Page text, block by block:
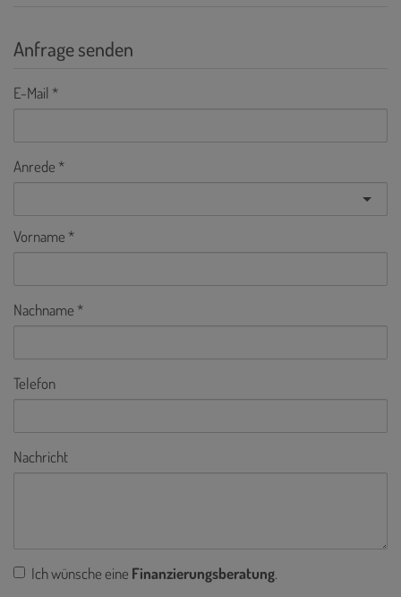
Anfrage senden
E-Mail
Anrede
Vorname
Nachname
Telefon
Nachricht
Ich wünsche eine Finanzierungsberatung.